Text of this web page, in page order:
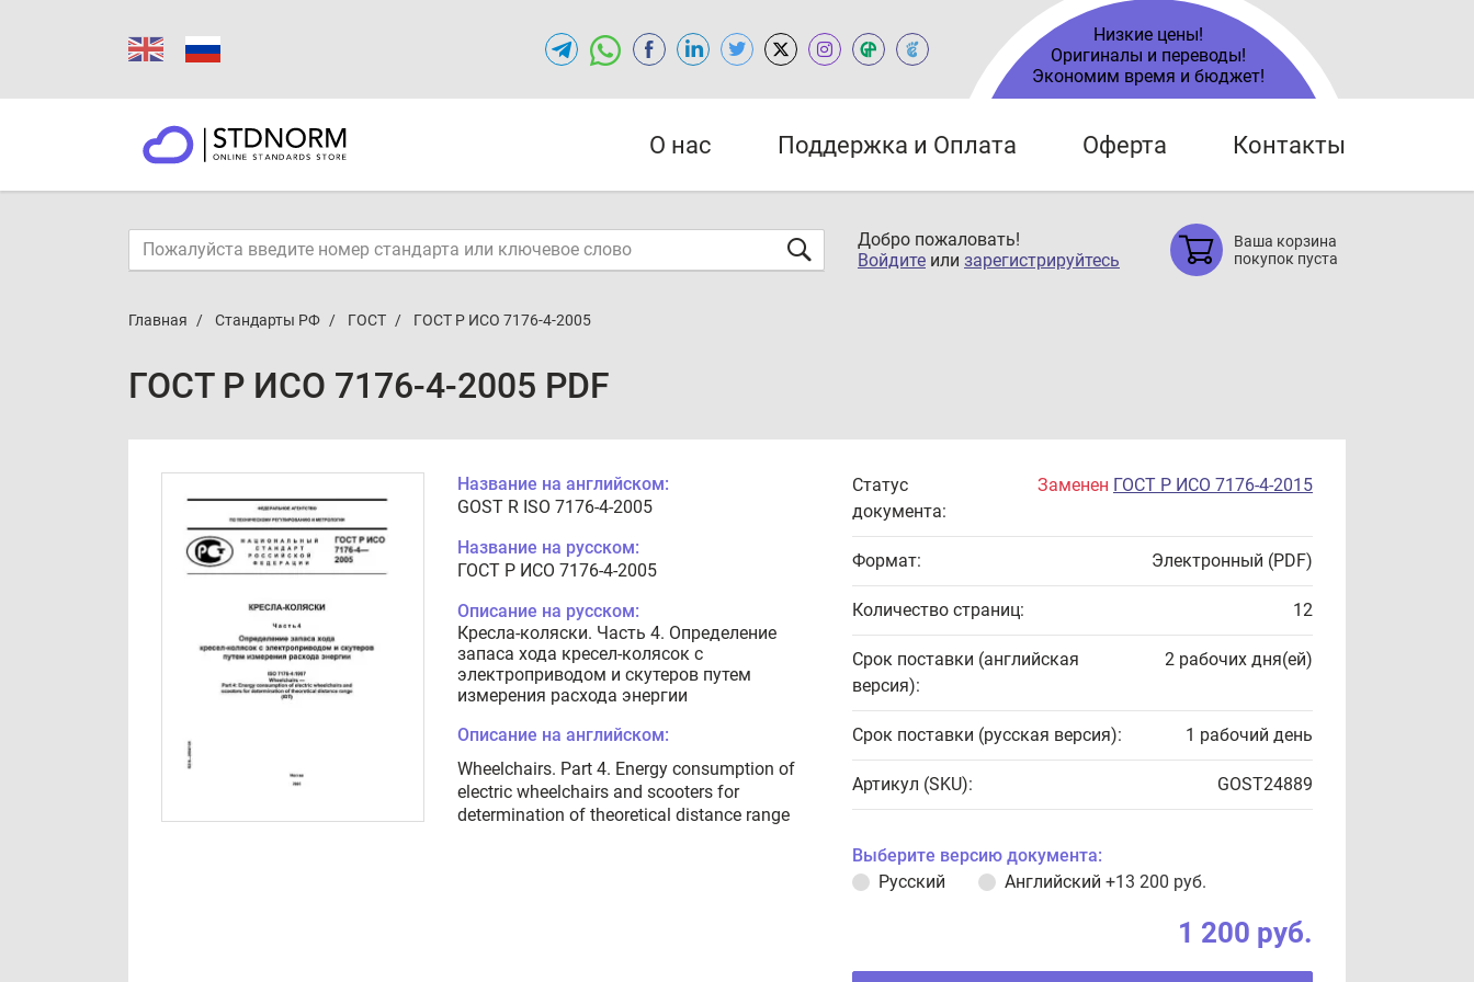
Низкие цены!
Оригиналы и переводы!
Экономим время и бюджет!
О нас Поддержка и Оплата Оферта Контакты
Добро пожаловать!
Войдите или зарегистрируйтесь
Ваша корзина
покупок пуста
Главная Стандарты РФ ГОСТ ГОСТ Р ИСО 7176-4-2005
ГОСТ Р ИСО 7176-4-2005 PDF
Название на английском:
GOST R ISO 7176-4-2005
Название на русском:
ГОСТ Р ИСО 7176-4-2005
Описание на русском:
Кресла-коляски. Часть 4. Определение
запаса хода кресел-колясок с
электроприводом и скутеров путем
измерения расхода энергии
Описание на английском:
Wheelchairs. Part 4. Energy consumption of
electric wheelchairs and scooters for
determination of theoretical distance range
Статус
документа:
Заменен ГОСТ Р ИСО 7176-4-2015
Формат: Электронный (PDF)
Количество страниц: 12
Срок поставки (английская
версия):
2 рабочих дня(ей)
Срок поставки (русская версия): 1 рабочий день
Артикул (SKU): GOST24889
Выберите версию документа:
Русский
Английский +13 200 руб.
1 200 руб.